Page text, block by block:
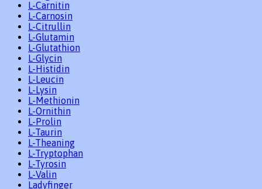
L-Carnitin
L-Carnosin
L-Citrullin
L-Glutamin
L-Glutathion
L-Glycin
L-Histidin
L-Leucin
L-Lysin
L-Methionin
L-Ornithin
L-Prolin
L-Taurin
L-Theaning
L-Tryptophan
L-Tyrosin
L-Valin
Ladyfinger